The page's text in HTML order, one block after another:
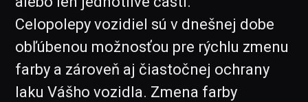
Celopolepy vozidiel sú v dnešnej dobe
obľúbenou možnosťou pre rýchlu zmenu
farby a zároveň aj čiastočnej ochrany
laku Vášho vozidla. Zmena farby